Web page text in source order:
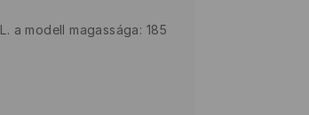
a modell magassága: 185